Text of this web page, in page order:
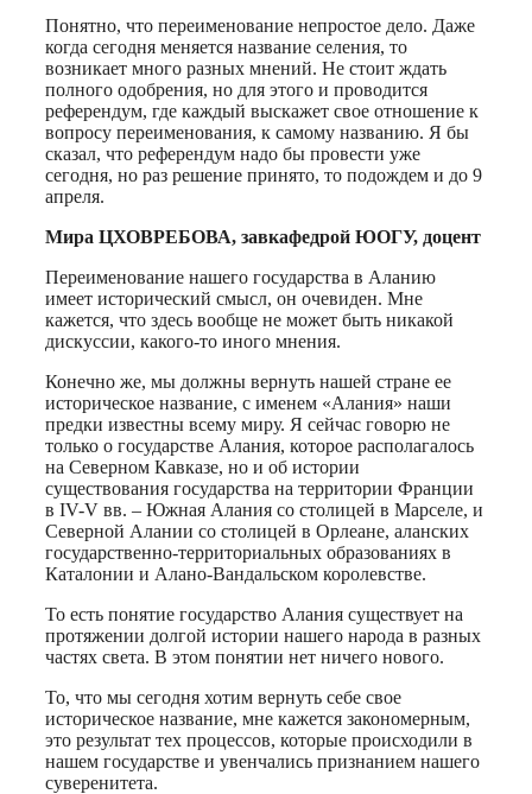
Понятно, что переименование непростое дело. Даже
когда сегодня меняется название селения, то
возникает много разных мнений. Не стоит ждать
полного одобрения, но для этого и проводится
референдум, где каждый выскажет свое отношение к
вопросу переименования, к самому названию. Я бы
сказал, что референдум надо бы провести уже
сегодня, но раз решение принято, то подождем и до 9
апреля.
Мира ЦХОВРЕБОВА, завкафедрой ЮОГУ, доцент
Переименование нашего государства в Аланию
имеет исторический смысл, он очевиден. Мне
кажется, что здесь вообще не может быть никакой
дискуссии, какого-то иного мнения.
Конечно же, мы должны вернуть нашей стране ее
историческое название, с именем «Алания» наши
предки известны всему миру. Я сейчас говорю не
только о государстве Алания, которое располагалось
на Северном Кавказе, но и об истории
существования государства на территории Франции
в IV-V вв. – Южная Алания со столицей в Марселе, и
Северной Алании со столицей в Орлеане, аланских
государственно-территориальных образованиях в
Каталонии и Алано-Вандальском королевстве.
То есть понятие государство Алания существует на
протяжении долгой истории нашего народа в разных
частях света. В этом понятии нет ничего нового.
То, что мы сегодня хотим вернуть себе свое
историческое название, мне кажется закономерным,
это результат тех процессов, которые происходили в
нашем государстве и увенчались признанием нашего
суверенитета.